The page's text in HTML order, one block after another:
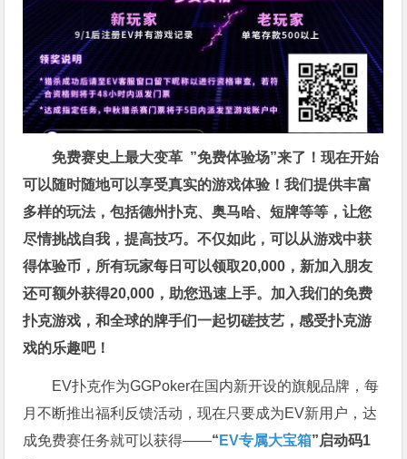
免费赛史上最大变革 ”免费体验场”来了！现在开始
可以随时随地可以享受真实的游戏体验！我们提供丰富
多样的玩法，包括德州扑克、奥马哈、短牌等等，让您
尽情挑战自我，提高技巧。不仅如此，可以从游戏中获
得体验币，所有玩家每日可以领取20,000，新加入朋友
还可额外获得20,000，助您迅速上手。 加入我们的免费
扑克游戏，和全球的牌手们一起切磋技艺，感受扑克游
戏的乐趣吧！
EV扑克作为GGPoker在国内新开设的旗舰品牌，每
月不断推出福利反馈活动，现在只要成为EV新用户，达
成免费赛任务就可以获得——“ EV专属大宝箱”启动码1